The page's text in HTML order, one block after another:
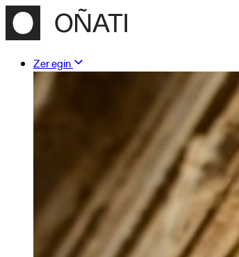
Zer egin